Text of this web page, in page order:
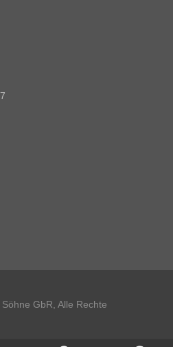
GbR, Alle Rechte